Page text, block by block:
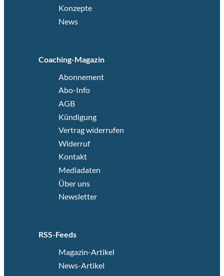
Konzepte
News
Coaching-Magazin
Abonnement
Abo-Info
AGB
Kündigung
Vertrag widerrufen
Widerruf
Kontakt
Mediadaten
Über uns
Newsletter
RSS-Feeds
Magazin-Artikel
News-Artikel